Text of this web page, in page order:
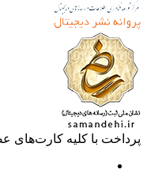
با کلیه کارت‌های عضو